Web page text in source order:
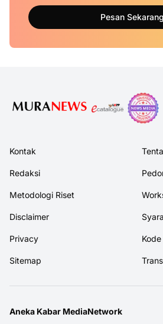
Pesan Sekarang
Kontak
Redaksi
Metodologi Riset
Disclaimer
Privacy
Sitemap
Aneka Kabar MediaNetwork